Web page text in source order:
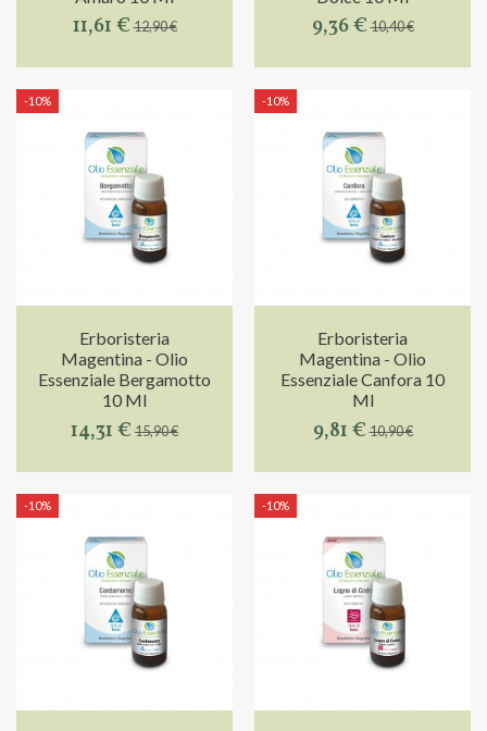
11,61 €12,90 € 9,36 €10,40 €
-10%
Erboristeria
Magentina - Olio
Essenziale Bergamotto
10 Ml
14,31 €15,90 €
-10%
Erboristeria
Magentina - Olio
Essenziale Canfora 10
Ml
9,81 €10,90 €
-10% -10%